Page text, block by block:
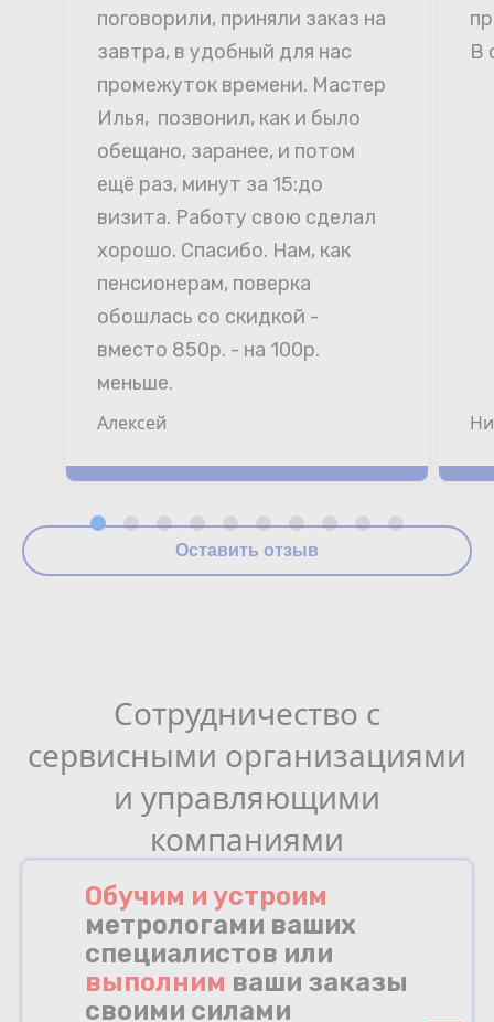
поговорили, приняли заказ на
завтра, в удобный для нас
промежуток времени. Мастер
Илья,  позвонил, как и было
обещано, заранее, и потом
ещё раз, минут за 15:до
визита. Работу свою сделал
хорошо. Спасибо. Нам, как
пенсионерам, поверка
обошлась со скидкой -
вместо 850р. - на 100р.
меньше.
Алексей
В
Оставить отзыв
Сотрудничество с
сервисными организациями
и управляющими
компаниями
Обучим и устроим
метрологами ваших
специалистов или
выполним ваши заказы
своими силами